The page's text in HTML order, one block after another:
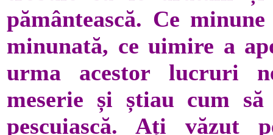
pământească. Ce
minunată, ce uimire a
urma acestor lucruri
meserie și știau cum
pescuiască. Ați văzut